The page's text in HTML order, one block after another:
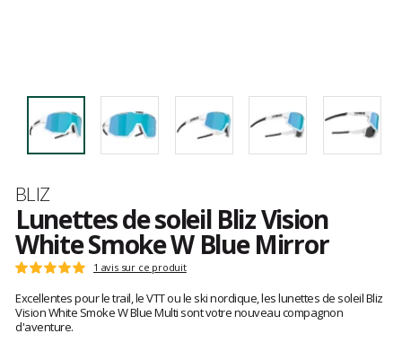
Marque
BLIZ
Lunettes de soleil Bliz Vision
White Smoke W Blue Mirror
Les
clients
Note
:
5
sur
1 avis sur ce produit
Excellentes pour le trail, le VTT ou le ski nordique, les lunettes de soleil Bliz
Vision White Smoke W Blue Multi sont votre nouveau compagnon
d'aventure.